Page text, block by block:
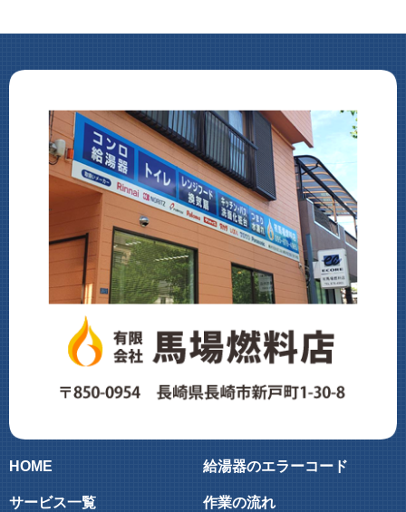
HOME
サービス一覧
給湯器のエラーコード
作業の流れ